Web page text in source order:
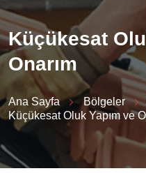
Küçükesat Olu
Onarım
Ana Sayfa Bölgeler
Küçükesat Oluk Yapım ve